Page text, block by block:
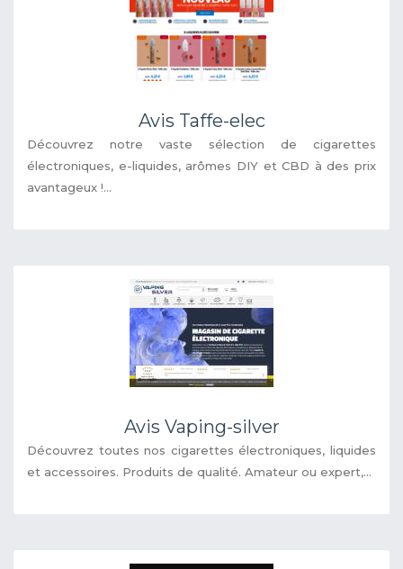
Avis Taffe-elec
Découvrez notre vaste sélection de cigarettes
électroniques, e-liquides, arômes DIY et CBD à des prix
avantageux !...
Avis Vaping-silver
Découvrez toutes nos cigarettes électroniques, liquides
et accessoires. Produits de qualité. Amateur ou expert,...